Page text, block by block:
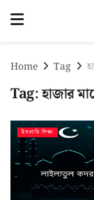
Home Tag
Tag:হাজার
ইসলামি শিক্ষা